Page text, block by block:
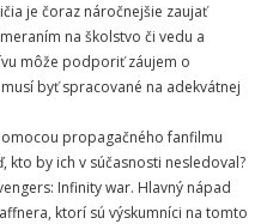
je čoraz náročnejšie zaujať
na školstvo či vedu a
môže podporiť záujem o
byť spracované na adekvátnej
propagačného fanfilmu
kto by ich v súčasnosti nesledoval?
Infinity war. Hlavný nápad
ktorí sú výskumníci na tomto